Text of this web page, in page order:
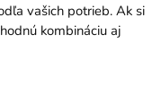
vašich potrieb. Ak si
kombináciu aj